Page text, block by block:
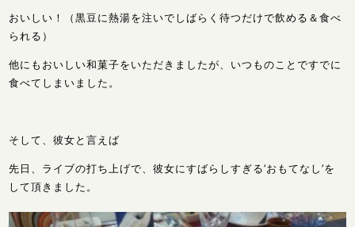
おいしい！（黒豆に熱湯を注いでしばらく待つだけで飲める＆食べ
られる）
他にもおいしい和菓子をいただきましたが、いつものことですでに
食べてしまいました。
そして、彼女と言えば
先日、ライブの打ち上げで、彼女にすばらしすぎる’おもてなし’を
して頂きました。